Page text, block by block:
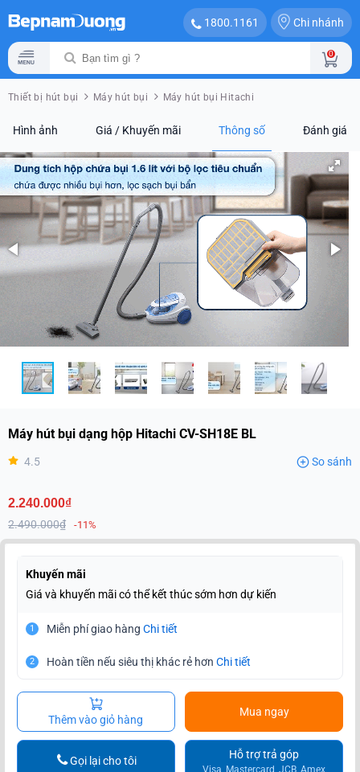
1800.1161 Chi nhánh
0
Thiết bị hút bụi Máy hút bụi Máy hút bụi Hitachi
Hình ảnh Giá / Khuyến mãi Thông số Đánh giá
Máy hút bụi dạng hộp Hitachi CV-SH18E BL
4.5 So sánh
2.240.000₫
2.490.000₫ -11%
Khuyến mãi
Giá và khuyến mãi có thể kết thúc sớm hơn dự kiến
1 Miễn phí giao hàng Chi tiết
2 Hoàn tiền nếu siêu thị khác rẻ hơn Chi tiết
Thêm vào giỏ hàng
Mua ngay
Hỗ trợ trả góp
Visa, Mastercard, JCB, Amex
Gọi lại cho tôi